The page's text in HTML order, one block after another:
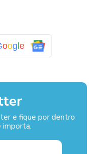
oog e
e fique por dentro
importa.